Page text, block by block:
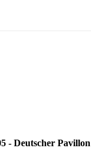
- Deutscher Pavillon